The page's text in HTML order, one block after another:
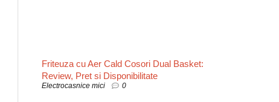
Friteuza cu Aer Cald Cosori Dual Basket:
Review, Pret si Disponibilitate
Electrocasnice mici 0